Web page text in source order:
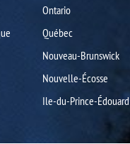
Ontario
Québec
Nouveau-Brunswick
Nouvelle-Écosse
Ile-du-Prince-Édouard